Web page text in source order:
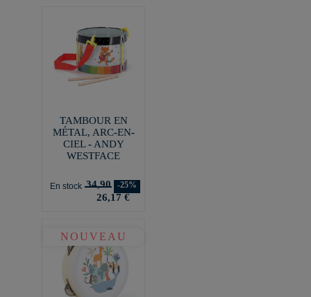
TAMBOUR EN
MÉTAL, ARC-EN-
CIEL - ANDY
WESTFACE
En stock 34,90 -25%
26,17 €
NOUVEAU